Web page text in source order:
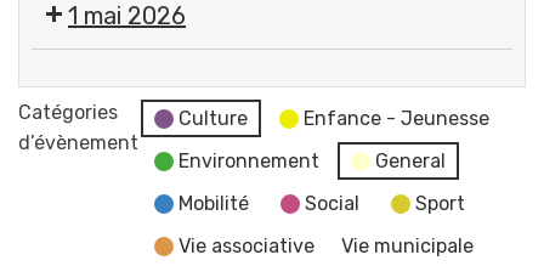
Éclosions
"
par
Flo-
M
dessinatrice
1 mai 2026
des
services
Catégories
d’évènement
Culture
Enfance - Jeunesse
Environnement
General
Mobilité
Social
Sport
Vie associative
Vie municipale